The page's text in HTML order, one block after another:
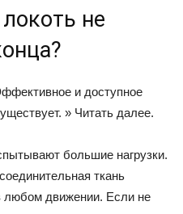
не
и доступное
» Читать далее.
большие нагрузки.
ткань
любом движении. Если не